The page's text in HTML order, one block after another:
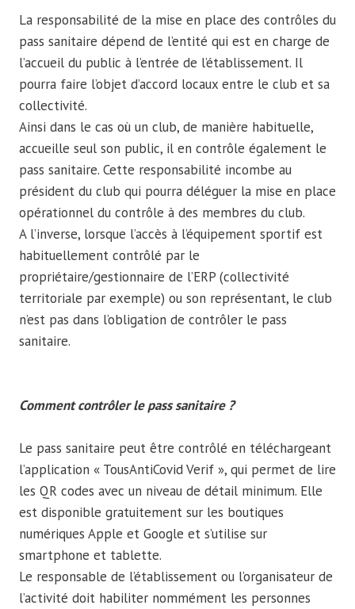
La responsabilité de la mise en place des contrôles du
pass sanitaire dépend de l’entité qui est en charge de
l’accueil du public à l’entrée de l’établissement. Il
pourra faire l’objet d’accord locaux entre le club et sa
collectivité.
Ainsi dans le cas où un club, de manière habituelle,
accueille seul son public, il en contrôle également le
pass sanitaire. Cette responsabilité incombe au
président du club qui pourra déléguer la mise en place
opérationnel du contrôle à des membres du club.
A l’inverse, lorsque l’accès à l’équipement sportif est
habituellement contrôlé par le
propriétaire/gestionnaire de l’ERP (collectivité
territoriale par exemple) ou son représentant, le club
n’est pas dans l’obligation de contrôler le pass
sanitaire.
Comment contrôler le pass sanitaire ?
Le pass sanitaire peut être contrôlé en téléchargeant
l’application « TousAntiCovid Verif », qui permet de lire
les QR codes avec un niveau de détail minimum. Elle
est disponible gratuitement sur les boutiques
numériques Apple et Google et s’utilise sur
smartphone et tablette.
Le responsable de l’établissement ou l’organisateur de
l’activité doit habiliter nommément les personnes